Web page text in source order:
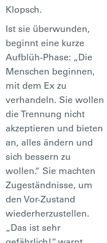
Klopsch.
Ist sie überwunden,
beginnt eine kurze
Aufblüh-Phase: „Die
Menschen beginnen,
mit dem Ex zu
verhandeln. Sie wollen
die Trennung nicht
akzeptieren und bieten
an, alles ändern und
sich bessern zu
wollen.“ Sie machten
Zugeständnisse, um
den Vor-Zustand
wiederherzustellen.
„Das ist sehr